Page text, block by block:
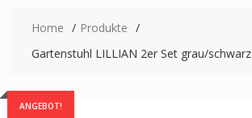
Home
Produkte
Gartenstuhl LILLIAN 2er Set grau/schwarz
ANGEBOT!